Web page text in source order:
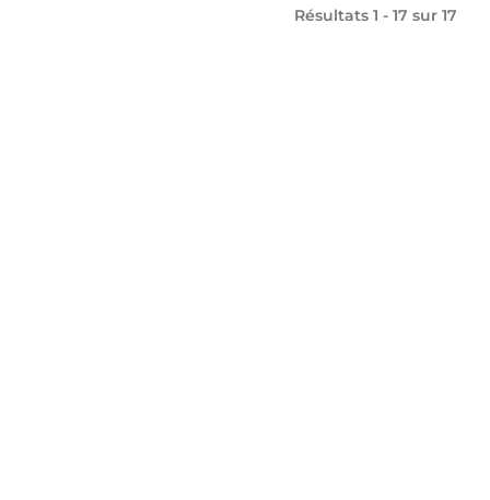
Résultats 1 - 17 sur 17